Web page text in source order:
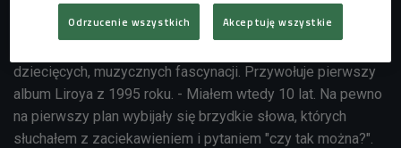
Od Liroya przez bigbit
dziecięcych, muzycznych fascynacji. Przywołuje pierwszy
album Liroya z 1995 roku. - Miałem wtedy 10 lat. Na pewno
na pierwszy plan wybijały się brzydkie słowa, których
słuchałem z zaciekawieniem i pytaniem "czy tak można?".
Odrzucenie wszystkich Akceptuję wszystkie